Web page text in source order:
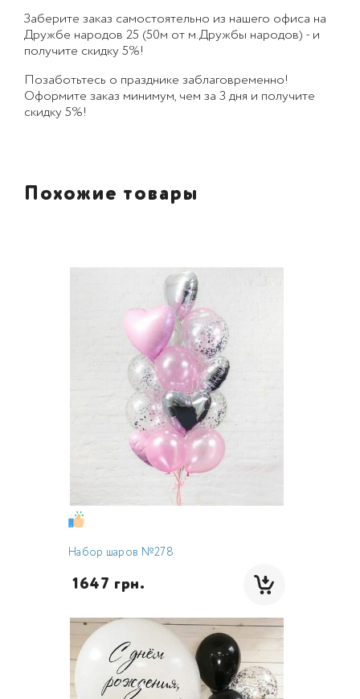
Заберите заказ самостоятельно из нашего офиса на
Дружбе народов 25 (50м от м.Дружбы народов) - и
получите скидку 5%!
Позаботьтесь о празднике заблаговременно!
Оформите заказ минимум, чем за 3 дня и получите
скидку 5%!
Похожие товары
Набор шаров №278
1647 грн.